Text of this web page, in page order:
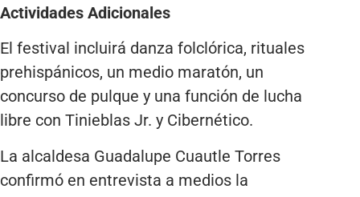
Actividades Adicionales
El festival incluirá danza folclórica, rituales
prehispánicos, un medio maratón, un
concurso de pulque y una función de lucha
libre con Tinieblas Jr. y Cibernético.
La alcaldesa Guadalupe Cuautle Torres
confirmó en entrevista a medios la